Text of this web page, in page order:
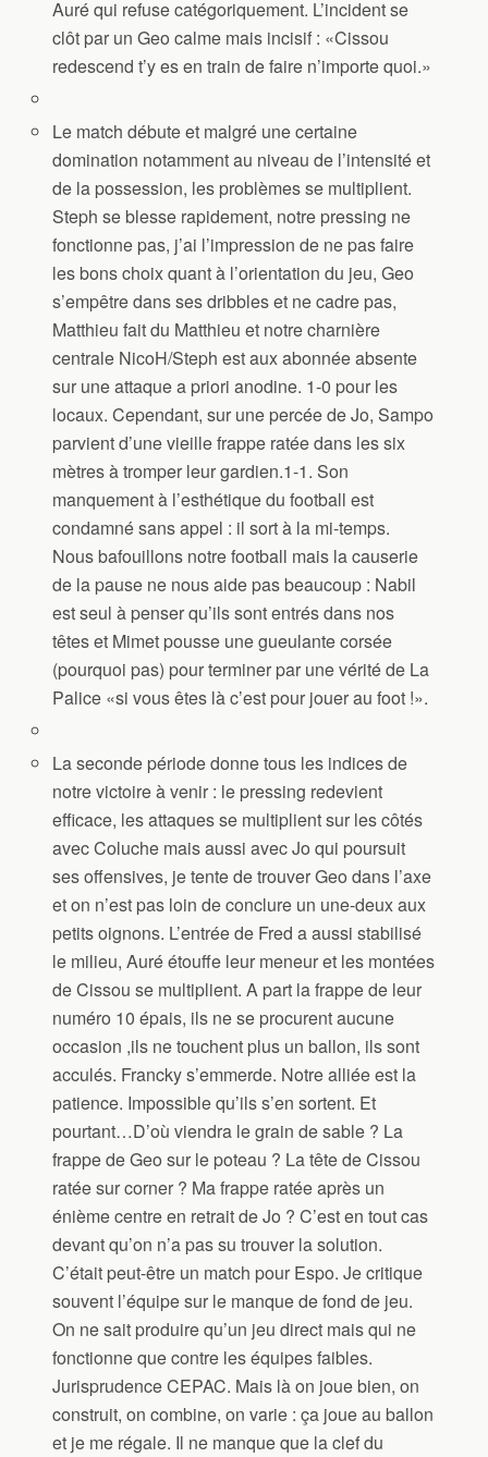
Auré qui refuse catégoriquement. L’incident se
clôt par un Geo calme mais incisif : «Cissou
redescend t’y es en train de faire n’importe quoi.»
Le match débute et malgré une certaine
domination notamment au niveau de l’intensité et
de la possession, les problèmes se multiplient.
Steph se blesse rapidement, notre pressing ne
fonctionne pas, j’ai l’impression de ne pas faire
les bons choix quant à l’orientation du jeu, Geo
s’empêtre dans ses dribbles et ne cadre pas,
Matthieu fait du Matthieu et notre charnière
centrale NicoH/Steph est aux abonnée absente
sur une attaque a priori anodine. 1-0 pour les
locaux. Cependant, sur une percée de Jo, Sampo
parvient d’une vieille frappe ratée dans les six
mètres à tromper leur gardien.1-1. Son
manquement à l’esthétique du football est
condamné sans appel : il sort à la mi-temps.
Nous bafouillons notre football mais la causerie
de la pause ne nous aide pas beaucoup : Nabil
est seul à penser qu’ils sont entrés dans nos
têtes et Mimet pousse une gueulante corsée
(pourquoi pas) pour terminer par une vérité de La
Palice «si vous êtes là c’est pour jouer au foot !».
La seconde période donne tous les indices de
notre victoire à venir : le pressing redevient
efficace, les attaques se multiplient sur les côtés
avec Coluche mais aussi avec Jo qui poursuit
ses offensives, je tente de trouver Geo dans l’axe
et on n’est pas loin de conclure un une-deux aux
petits oignons. L’entrée de Fred a aussi stabilisé
le milieu, Auré étouffe leur meneur et les montées
de Cissou se multiplient. A part la frappe de leur
numéro 10 épais, ils ne se procurent aucune
occasion ,ils ne touchent plus un ballon, ils sont
acculés. Francky s’emmerde. Notre alliée est la
patience. Impossible qu’ils s’en sortent. Et
pourtant…D’où viendra le grain de sable ? La
frappe de Geo sur le poteau ? La tête de Cissou
ratée sur corner ? Ma frappe ratée après un
énième centre en retrait de Jo ? C’est en tout cas
devant qu’on n’a pas su trouver la solution.
C’était peut-être un match pour Espo. Je critique
souvent l’équipe sur le manque de fond de jeu.
On ne sait produire qu’un jeu direct mais qui ne
fonctionne que contre les équipes faibles.
Jurisprudence CEPAC. Mais là on joue bien, on
construit, on combine, on varie : ça joue au ballon
et je me régale. Il ne manque que la clef du